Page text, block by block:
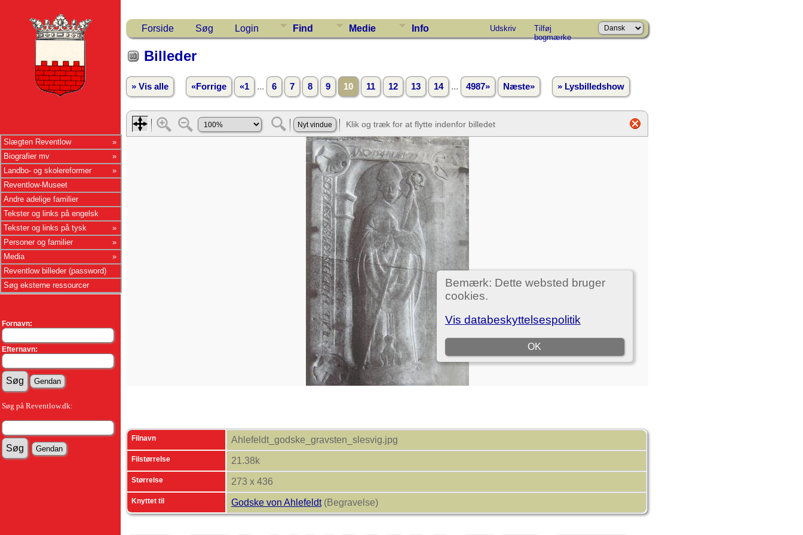
Slægten Reventlow
Biografier mv
Landbo- og skolereformer
Reventlow-Museet
Andre adelige familier
Tekster og links på engelsk
Tekster og links på tysk
Personer og familier
Media
Reventlow billeder (password)
Søg eksterne ressourcer
Fornavn:
Efternavn:
Søg på Reventlow.dk:
Forside Søg Login Find Medie Info Udskriv
Tilføj
bogmærke
Billeder
» Vis alle «Forrige «1 ... 6 7 8 9 10 11 12 13 14 ... 4987» Næste» » Lysbilledshow
Filnavn Ahlefeldt_godske_gravsten_slesvig.jpg
Filstørrelse 21.38k
Størrelse 273 x 436
Knyttet til Godske von Ahlefeldt(Begravelse)